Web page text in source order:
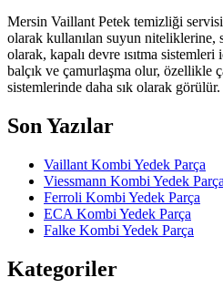
Mersin Vaillant Petek temizliği servisi
olarak kullanılan suyun niteliklerine,
olarak, kapalı devre ısıtma sistemleri
balçık ve çamurlaşma olur, özellikle
sistemlerinde daha sık olarak
Son Yazılar
Vaillant Kombi Yedek Parça
Viessmann Kombi Yedek Parça
Ferroli Kombi Yedek Parça
ECA Kombi Yedek Parça
Falke Kombi Yedek Parça
Kategoriler